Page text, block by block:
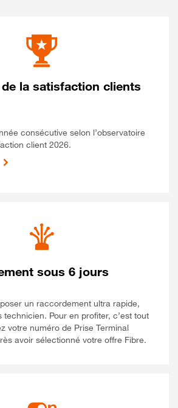
de la satisfaction clients
consécutive selon l’observatoire
client 2026.
sous 6 jours
un raccordement ultra rapide,
technicien. Pour en profiter, c’est tout
votre numéro de Prise Terminal
avoir sélectionné votre offre Fibre.